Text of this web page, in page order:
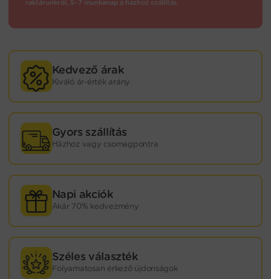
raktárunkról, 5–7 munkanap a házhoz szállítás.
Kedvező árak
Kiváló ár-érték arány
Gyors szállítás
Házhoz vagy csomagpontra
Napi akciók
Akár 70% kedvezmény
Széles választék
Folyamatosan érkező újdonságok